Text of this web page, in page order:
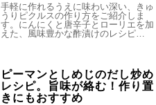
手軽に作れるうえに味わい深い、きゅ
うりピクルスの作り方をご紹介しま
す。にんにくと唐辛子とローリエを加
えた、風味豊かな酢漬けのレシピ…
ピーマンとしめじのだし炒め
レシピ。旨味が絡む！作り置
きにもおすすめ